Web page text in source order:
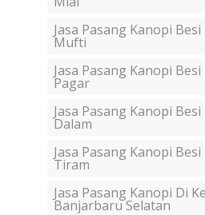
Jasa Pasang Kanopi
Mufti
Jasa Pasang Kanopi
Pagar
Jasa Pasang Kanopi
Dalam
Jasa Pasang Kanopi
Tiram
Jasa Pasang Kanopi Di
Banjarbaru Selatan